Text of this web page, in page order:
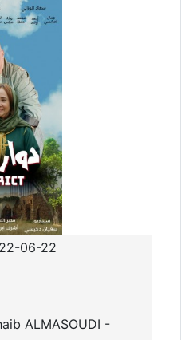
06-22
ALMASOUDI -